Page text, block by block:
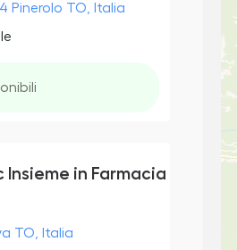
Pinerolo TO, Italia
Insieme in Farmacia
TO, Italia